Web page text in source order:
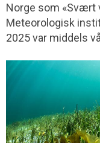
Norge som «Svært
Meteorologisk
2025 var middels